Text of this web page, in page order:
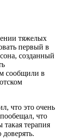
тяжелых
первый в
созданный
сообщили в
что это очень
что
такая терапия